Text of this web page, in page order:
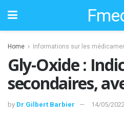
Home Informations sur les
Gly-Oxide :
secondaires,
by Dr Gilbert Barbier 14/05/2022